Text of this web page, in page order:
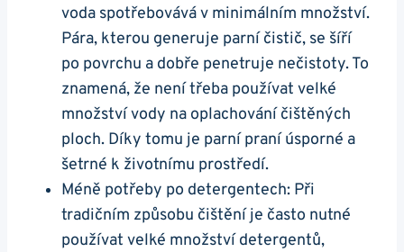
voda spotřebovává v minimálním množství.
‍Pára, ⁢kterou generuje parní‍ čistič, se šíří
po povrchu⁤ a dobře penetruje nečistoty. To
znamená, že není třeba používat velké
množství vody na oplachování čištěných
ploch. Díky tomu je ⁣parní praní úsporné a
šetrné ​k životnímu prostředí.
Méně potřeby po detergentech: Při
‍tradičním způsobu čištění je často nutné
používat velké množství detergentů,